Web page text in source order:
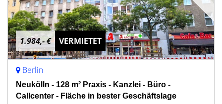
1.984,- € VERMIETET
Berlin
Neukölln - 128 m² Praxis - Kanzlei - Büro -
Callcenter - Fläche in bester Geschäftslage